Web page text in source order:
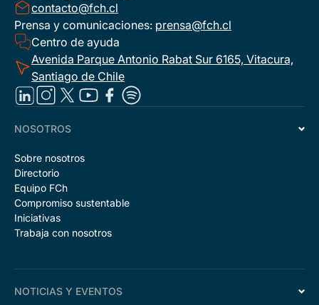
contacto@fch.cl
Prensa y comunicaciones: prensa@fch.cl
Centro de ayuda
Avenida Parque Antonio Rabat Sur 6165, Vitacura,
Santiago de Chile
NOSOTROS
Sobre nosotros
Directorio
Equipo FCh
Compromiso sustentable
Iniciativas
Trabaja con nosotros
NOTICIAS Y EVENTOS